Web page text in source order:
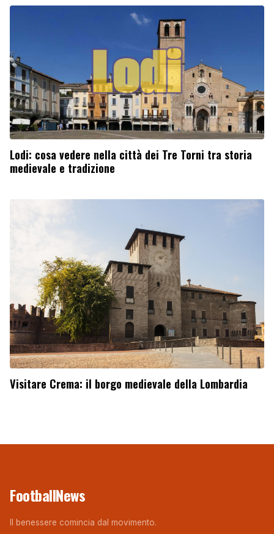
Lodi: cosa vedere nella città dei Tre Torni tra storia
medievale e tradizione
Visitare Crema: il borgo medievale della Lombardia
FootballNews
Il benessere comincia dal movimento.